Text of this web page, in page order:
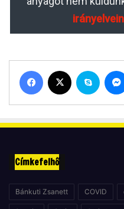
Címkefelhő
Bánkuti Zsanett COVID